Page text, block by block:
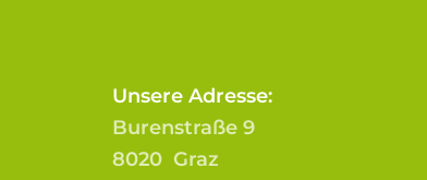
Unsere Adresse:
Burenstraße 9
8020 Graz